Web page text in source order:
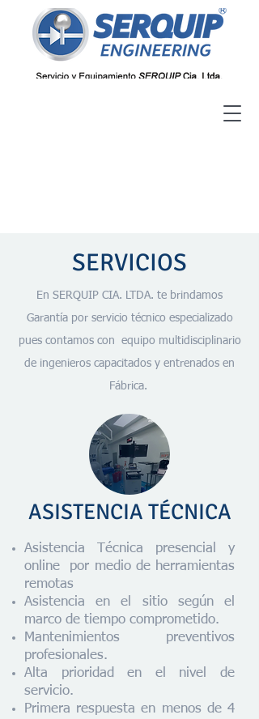
SERVICIOS
En SERQUIP CIA. LTDA. te brindamos
Garantía por servicio técnico especializado
pues contamos con equipo multidisciplinario
de ingenieros capacitados y entrenados en
Fábrica.
ASISTENCIA TÉCNICA
Asistencia Técnica presencial y
online por medio de herramientas
remotas
Asistencia en el sitio según el
marco de tiempo comprometido.
Mantenimientos preventivos
profesionales.
Alta prioridad en el nivel de
servicio.
Primera respuesta en menos de 4